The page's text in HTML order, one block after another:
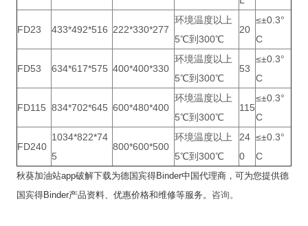
FD23 433*492*516 222*330*277
环境温度以上
5℃到300℃
20
≤±0.3°
C
FD53 634*617*575 400*400*330
环境温度以上
5℃到300℃
53
≤±0.3°
C
FD115 834*702*645 600*480*400
环境温度以上
5℃到300℃
115
≤±0.3°
C
FD240
1034*822*74
5
800*600*500
环境温度以上
5℃到300℃
24
0
≤±0.3°
C
秋葵加油站app破解下载为德国宾得Binder中国代理商，可为您提供德
国宾得Binder产品资料、优惠价格和维修等服务。 咨询。